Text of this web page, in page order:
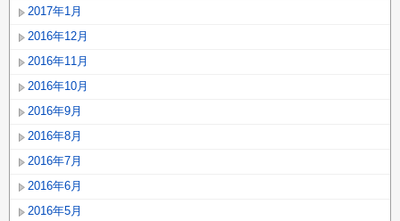
2017年1月
2016年12月
2016年11月
2016年10月
2016年9月
2016年8月
2016年7月
2016年6月
2016年5月